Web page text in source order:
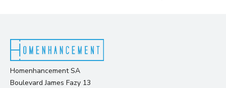
Homenhancement SA
Boulevard James Fazy 13